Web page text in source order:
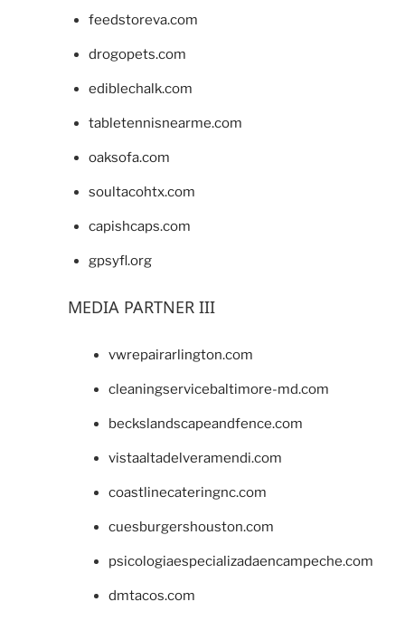
feedstoreva.com
drogopets.com
ediblechalk.com
tabletennisnearme.com
oaksofa.com
soultacohtx.com
capishcaps.com
gpsyfl.org
MEDIA PARTNER III
vwrepairarlington.com
cleaningservicebaltimore-md.com
beckslandscapeandfence.com
vistaaltadelveramendi.com
coastlinecateringnc.com
cuesburgershouston.com
psicologiaespecializadaencampeche.com
dmtacos.com